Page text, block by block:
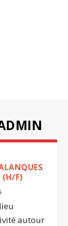
(H/F)
autour